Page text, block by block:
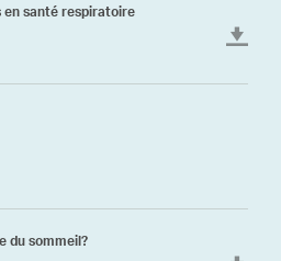
santé respiratoire
du sommeil?